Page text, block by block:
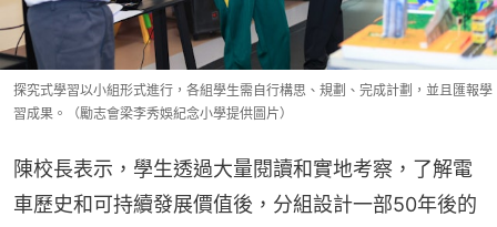
探究式學習以小組形式進行，各組學生需自行構思、規劃、完成計劃，並且匯報學
習成果。（勵志會梁李秀娛紀念小學提供圖片）
陳校長表示，學生透過大量閱讀和實地考察，了解電
車歷史和可持續發展價值後，分組設計一部50年後的